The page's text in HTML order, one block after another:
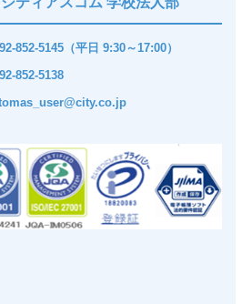
852-5145（平日 9:30～17:00）
852-5138